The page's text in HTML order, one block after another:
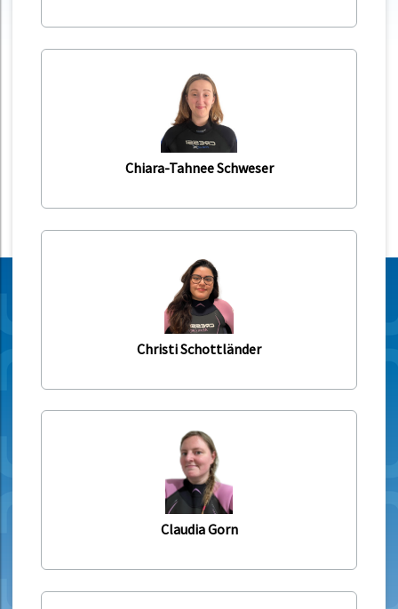
Chiara-Tahnee Schweser
Christi Schottländer
Claudia Gorn